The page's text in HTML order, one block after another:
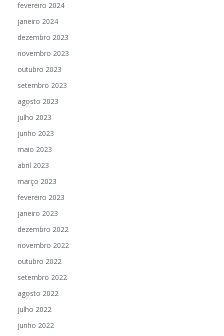
fevereiro 2024
janeiro 2024
dezembro 2023
novembro 2023
outubro 2023
setembro 2023
agosto 2023
julho 2023
junho 2023
maio 2023
abril 2023
março 2023
fevereiro 2023
janeiro 2023
dezembro 2022
novembro 2022
outubro 2022
setembro 2022
agosto 2022
julho 2022
junho 2022